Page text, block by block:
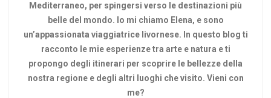
Mediterraneo, per spingersi verso le destinazioni più
belle del mondo. Io mi chiamo Elena, e sono
un’appassionata viaggiatrice livornese. In questo blog ti
racconto le mie esperienze tra arte e natura e ti
propongo degli itinerari per scoprire le bellezze della
nostra regione e degli altri luoghi che visito. Vieni con
me?